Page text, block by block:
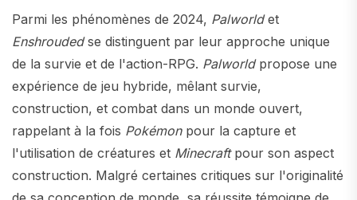
Parmi les phénomènes de 2024, Palworldet
Enshroudedse distinguent par leur approche unique
de la survie et de l'action-RPG. Palworldpropose une
expérience de jeu hybride, mêlant survie,
construction, et combat dans un monde ouvert,
rappelant à la fois Pokémonpour la capture et
l'utilisation de créatures et Minecraftpour son aspect
construction. Malgré certaines critiques sur l'originalité